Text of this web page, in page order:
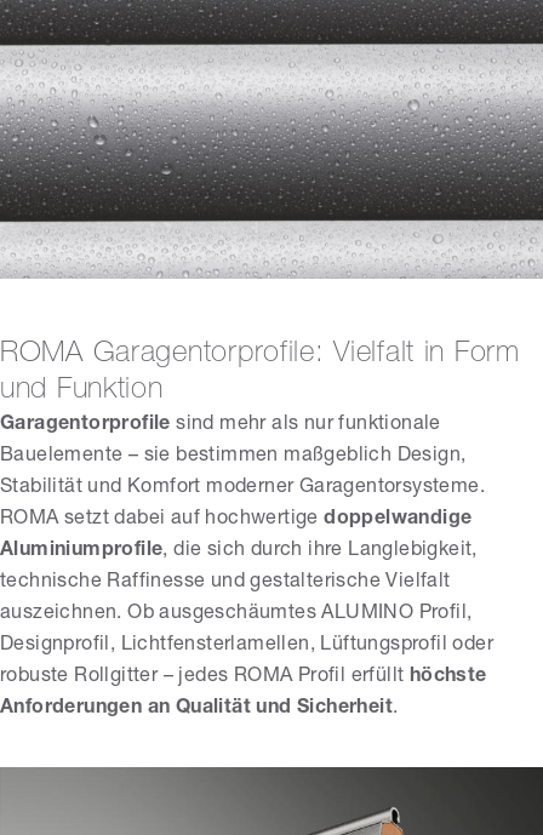
ROMA Garagentorprofile: Vielfalt in Form
und Funktion
Garagentorprofile sind mehr als nur funktionale
Bauelemente – sie bestimmen maßgeblich Design,
Stabilität und Komfort moderner Garagentorsysteme.
ROMA setzt dabei auf hochwertigedoppelwandige
Aluminiumprofile, die sich durch ihre Langlebigkeit,
technische Raffinesse und gestalterische Vielfalt
auszeichnen. Ob ausgeschäumtesALUMINO Profil,
Designprofil, Lichtfensterlamellen, Lüftungsprofil oder
robuste Rollgitter – jedes ROMA Profil erfüllt höchste
Anforderungen an Qualität und Sicherheit.